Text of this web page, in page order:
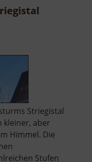
Striegistal
kleiner, aber
Himmel. Die
Stufen